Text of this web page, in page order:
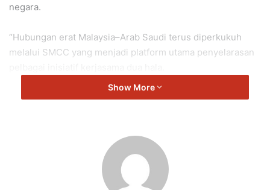
negara.
“Hubungan erat Malaysia–Arab Saudi terus diperkukuh
melalui SMCC yang menjadi platform utama penyelarasan
“Melalui Kluster Keselamatan SMCC, kedua-dua negara
keganasan, keselamatan siber, imigresen, forensik, operasi
mencari dan menyelamat serta usaha membanteras
jenayah narkotik,” katanya.
Show More